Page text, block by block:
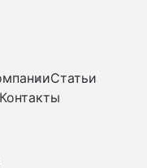
Статьи
Контакты